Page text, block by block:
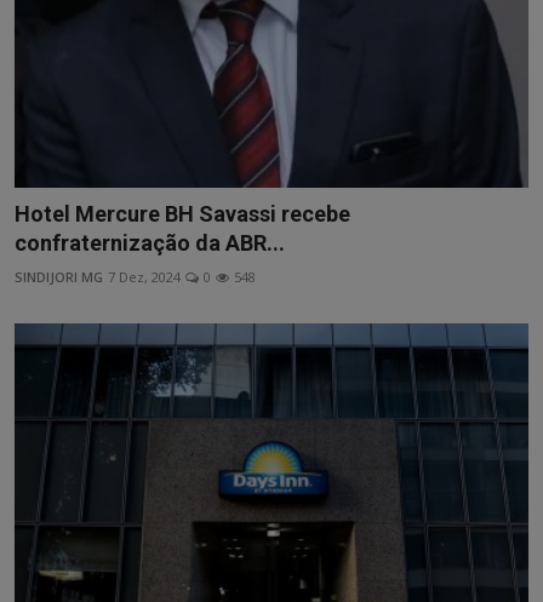
Hotel Mercure BH Savassi recebe
confraternização da ABR...
SINDIJORI MG 7 Dez, 2024 0 548